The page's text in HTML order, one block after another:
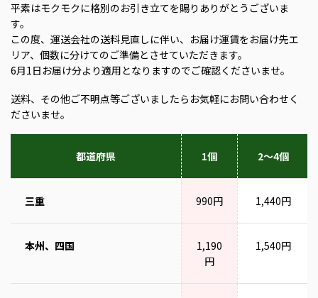
平素はモクモクに格別のお引き立てを賜りありがとうございま
す。
この度、運送会社の送料見直しに伴い、お届け運賃をお届け先エ
リア、個数に分けてのご準備とさせていただきます。
6月1日お届け分より適用となりますのでご確認くださいませ。
送料、その他ご不明点等ございましたらお気軽にお問い合わせく
ださいませ。
都道府県 1個 2～4個
三重 990円 1,440円
本州、四国
1,190
円
1,540円